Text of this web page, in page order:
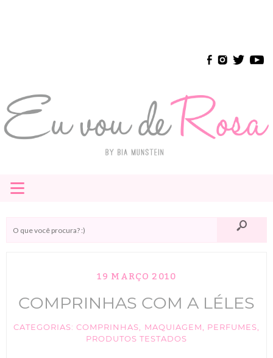
≡
E-BOOK
ANUNCIE
19 MARÇO 2010
COMPRINHAS COM A LÉLES
CATEGORIAS:COMPRINHAS, MAQUIAGEM , PERFUMES,
PRODUTOS TESTADOS